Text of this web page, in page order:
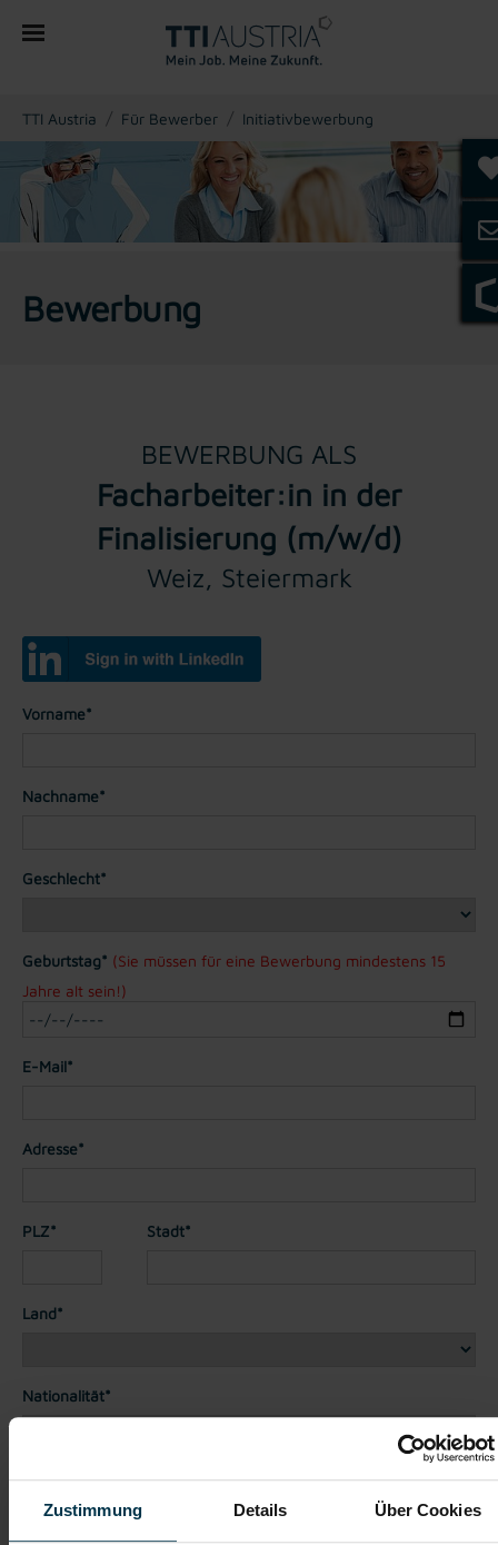
Zustimmung Details Über Cookies
You are here:
TTI Austria Für Bewerber Initiativbewerbung
Bewerbung
BEWERBUNG ALS
Facharbeiter:in in der
Finalisierung (m/w/d)
Weiz, Steiermark
Vorname*
Nachname*
Geschlecht*
Geburtstag* (Sie müssen für eine Bewerbung mindestens 15
Jahre alt sein!)
E-Mail*
Adresse*
PLZ* Stadt*
Land*
Nationalität*
Telefon*